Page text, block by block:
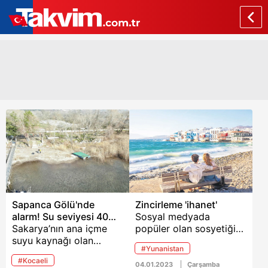
Sapanca Gölü'nde
alarm! Su seviyesi 40
metre çekildi
Sakarya’nın ana içme
suyu kaynağı olan
Sapanca Gölü’nden
Kasım ayından bu yana
#Kocaeli
Zincirleme 'ihanet'
Sosyal medyada
popüler olan sosyetiğin
eşi tarafından uğradığı
ihanetler, meğer
Türkiye’yle sınırlı
#Yunanistan
04.01.2023 Çarşamba